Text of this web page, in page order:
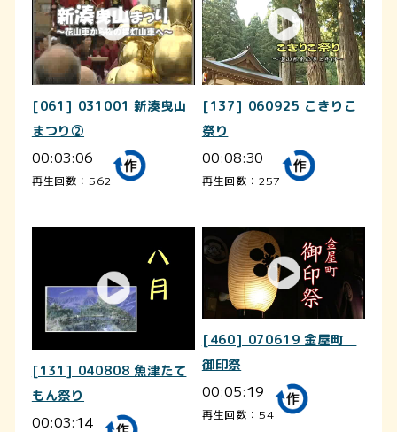
[061] 031001 新湊曳山
まつり②
00:03:06
再生回数：562
[137] 060925 こきりこ
祭り
00:08:30
再生回数：257
[131] 040808 魚津たて
もん祭り
00:03:14
[460] 070619 金屋町
御印祭
00:05:19
再生回数：54